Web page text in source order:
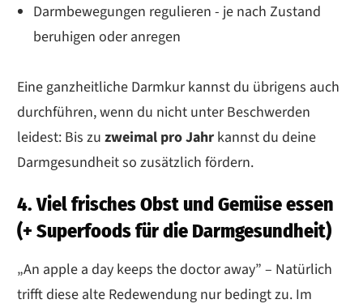
Darmbewegungen regulieren - je nach Zustand
beruhigen oder anregen
Eine ganzheitliche Darmkur kannst du übrigens auch
durchführen, wenn du nicht unter Beschwerden
leidest: Bis zu zweimal pro Jahr kannst du deine
Darmgesundheit so zusätzlich fördern.
4. Viel frisches Obst und Gemüse essen
(+ Superfoods für die Darmgesundheit)
„An apple a day keeps the doctor away” – Natürlich
trifft diese alte Redewendung nur bedingt zu. Im